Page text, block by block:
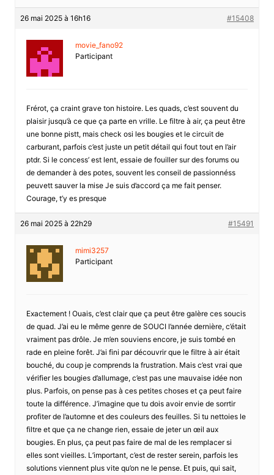
26 mai 2025 à 16h16 #15408
movie_fano92
Participant
Frérot, ça craint grave ton histoire. Les quads, c’est souvent du
plaisir jusqu’à ce que ça parte en vrille. Le filtre à air, ça peut être
une bonne pistt, mais check osi les bougies et le circuit de
carburant, parfois c’est juste un petit détail qui fout tout en l’air
ptdr. Si le concess’ est lent, essaie de fouiller sur des forums ou
de demander à des potes, souvent les conseil de passionnéss
peuvett sauver la mise Je suis d’accord ça me fait penser.
Courage, t’y es presque
26 mai 2025 à 22h29 #15491
mimi3257
Participant
Exactement ! Ouais, c’est clair que ça peut être galère ces soucis
de quad. J’ai eu le même genre de SOUCI l’année dernière, c’était
vraiment pas drôle. Je m’en souviens encore, je suis tombé en
rade en pleine forêt. J’ai fini par découvrir que le filtre à air était
bouché, du coup je comprends la frustration. Mais c’est vrai que
vérifier les bougies d’allumage, c’est pas une mauvaise idée non
plus. Parfois, on pense pas à ces petites choses et ça peut faire
toute la différence. J’imagine que tu dois avoir envie de sorrtir
profiter de l’automne et des couleurs des feuilles. Si tu nettoies le
filtre et que ça ne change rien, essaie de jeter un œil aux
bougies. En plus, ça peut pas faire de mal de les remplacer si
elles sont vieilles. L’important, c’est de rester serein, parfois les
solutions viennent plus vite qu’on ne le pense. Et puis, qui sait,